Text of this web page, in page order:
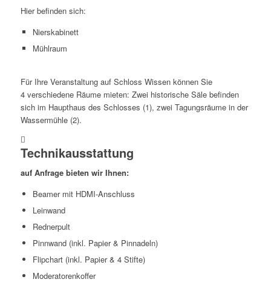
Hier befinden sich:
Nierskabinett
Mühlraum
Für Ihre Veranstaltung auf Schloss Wissen können Sie
4 verschiedene Räume mieten: Zwei historische Säle befinden
sich im Haupthaus des Schlosses (1), zwei Tagungsräume in der
Wassermühle (2).
Technikausstattung
auf Anfrage bieten wir Ihnen:
Beamer mit HDMI-Anschluss
Leinwand
Rednerpult
Pinnwand (inkl. Papier & Pinnadeln)
Flipchart (inkl. Papier & 4 Stifte)
Moderatorenkoffer